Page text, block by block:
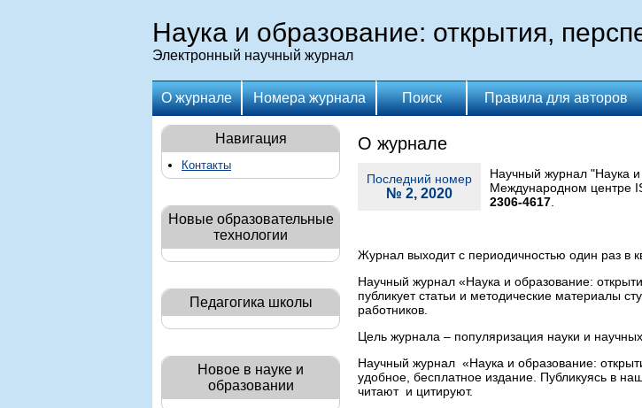
Наука и образование: открытия,
Электронный научный журнал
О журнале Номера журнала Поиск Правила для авторов
Навигация
Контакты
Новые образовательные
технологии
Педагогика школы
Новое в науке и
образовании
О журнале
Последний номер
№ 2, 2020
Научный журнал "Наука и
Международном центре
2306-4617
Журнал выходит с периодичностью один раз в
Научный журнал «Наука и образование:
публикует статьи и методические материалы
работников.
Цель журнала – популяризация науки и
Научный журнал «Наука и образование:
удобное, бесплатное издание. Публикуясь в
читают и цитируют.